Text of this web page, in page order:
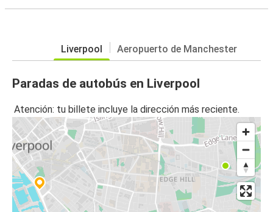
Liverpool Aeropuerto de Manchester
Paradas de autobús en Liverpool
Atención: tu billete incluye la dirección más reciente.